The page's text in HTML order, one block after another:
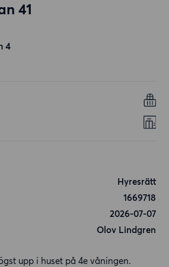
41
4
Hyresrätt
1669718
2026-07-07
Olov Lindgren
upp i huset på 4e våningen.